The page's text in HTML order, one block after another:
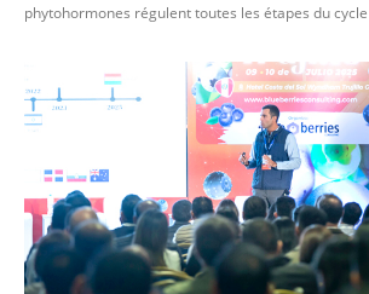
phytohormones régulent toutes les étapes du